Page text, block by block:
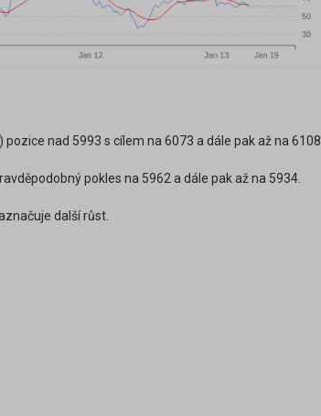
pozice nad 5993 s cílem na 6073 a dále pak až na 6108.
pokles na 5962 a dále pak až na 5934.
další růst.